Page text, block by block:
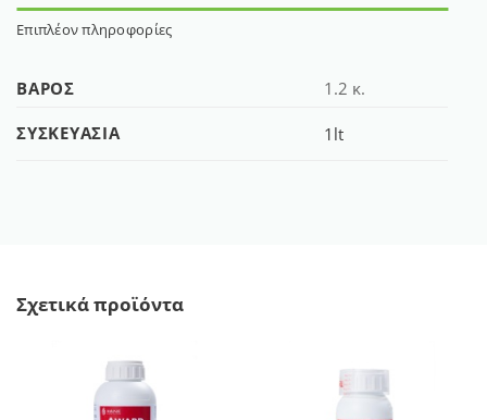
Επιπλέον πληροφορίες
ΒΆΡΟΣ 1.2 κ.
ΣΥΣΚΕΥΑΣΊΑ 1lt
Σχετικά προϊόντα